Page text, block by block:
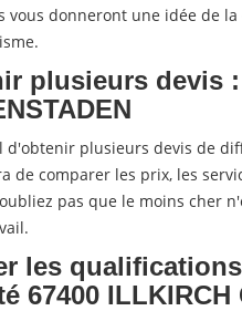
vous donneront une idée de
plusieurs devis
d'obtenir plusieurs devis de
de comparer les prix, les
pas que le moins cher
les
67400 ILLKIRCH